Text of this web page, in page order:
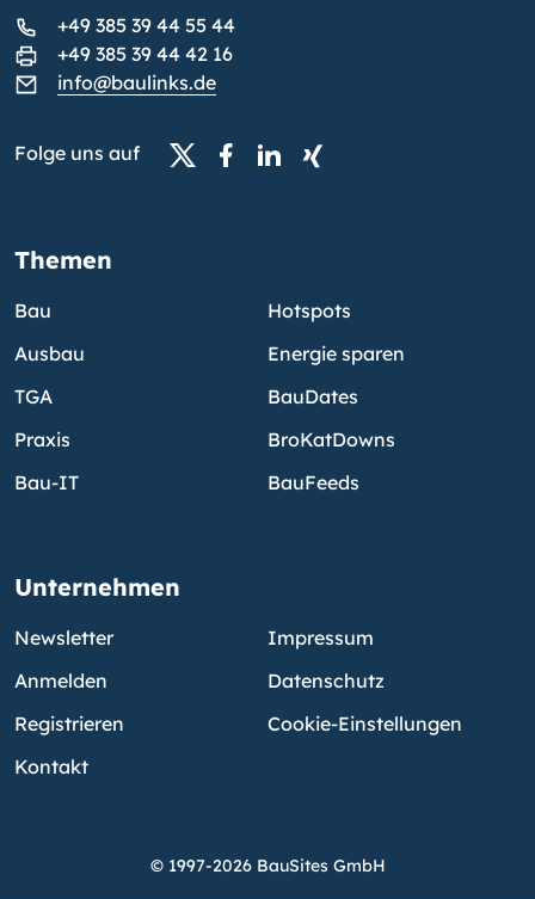
+49 385 39 44 55 44
+49 385 39 44 42 16
info@baulinks.de
Folge uns auf
Themen
Bau
Ausbau
TGA
Praxis
Bau-IT
Hotspots
Energie sparen
BauDates
BroKatDowns
BauFeeds
Unternehmen
Newsletter
Anmelden
Registrieren
Kontakt
Impressum
Datenschutz
Cookie-Einstellungen
© 1997-2026 BauSites GmbH